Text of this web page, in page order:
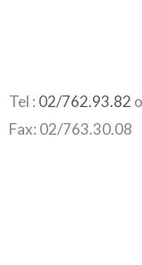
Tel : 02/762.93.82
Fax: 02/763.30.08